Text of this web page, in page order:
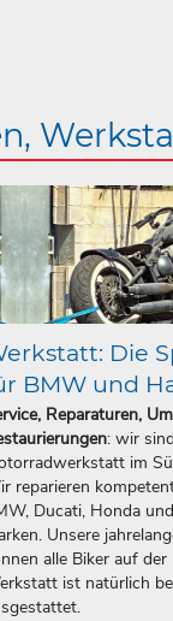
Die
BMW und
Reparaturen,
: wir
im
reparieren
Ducati, Honda
Unsere
alle Biker auf
ist natürlich